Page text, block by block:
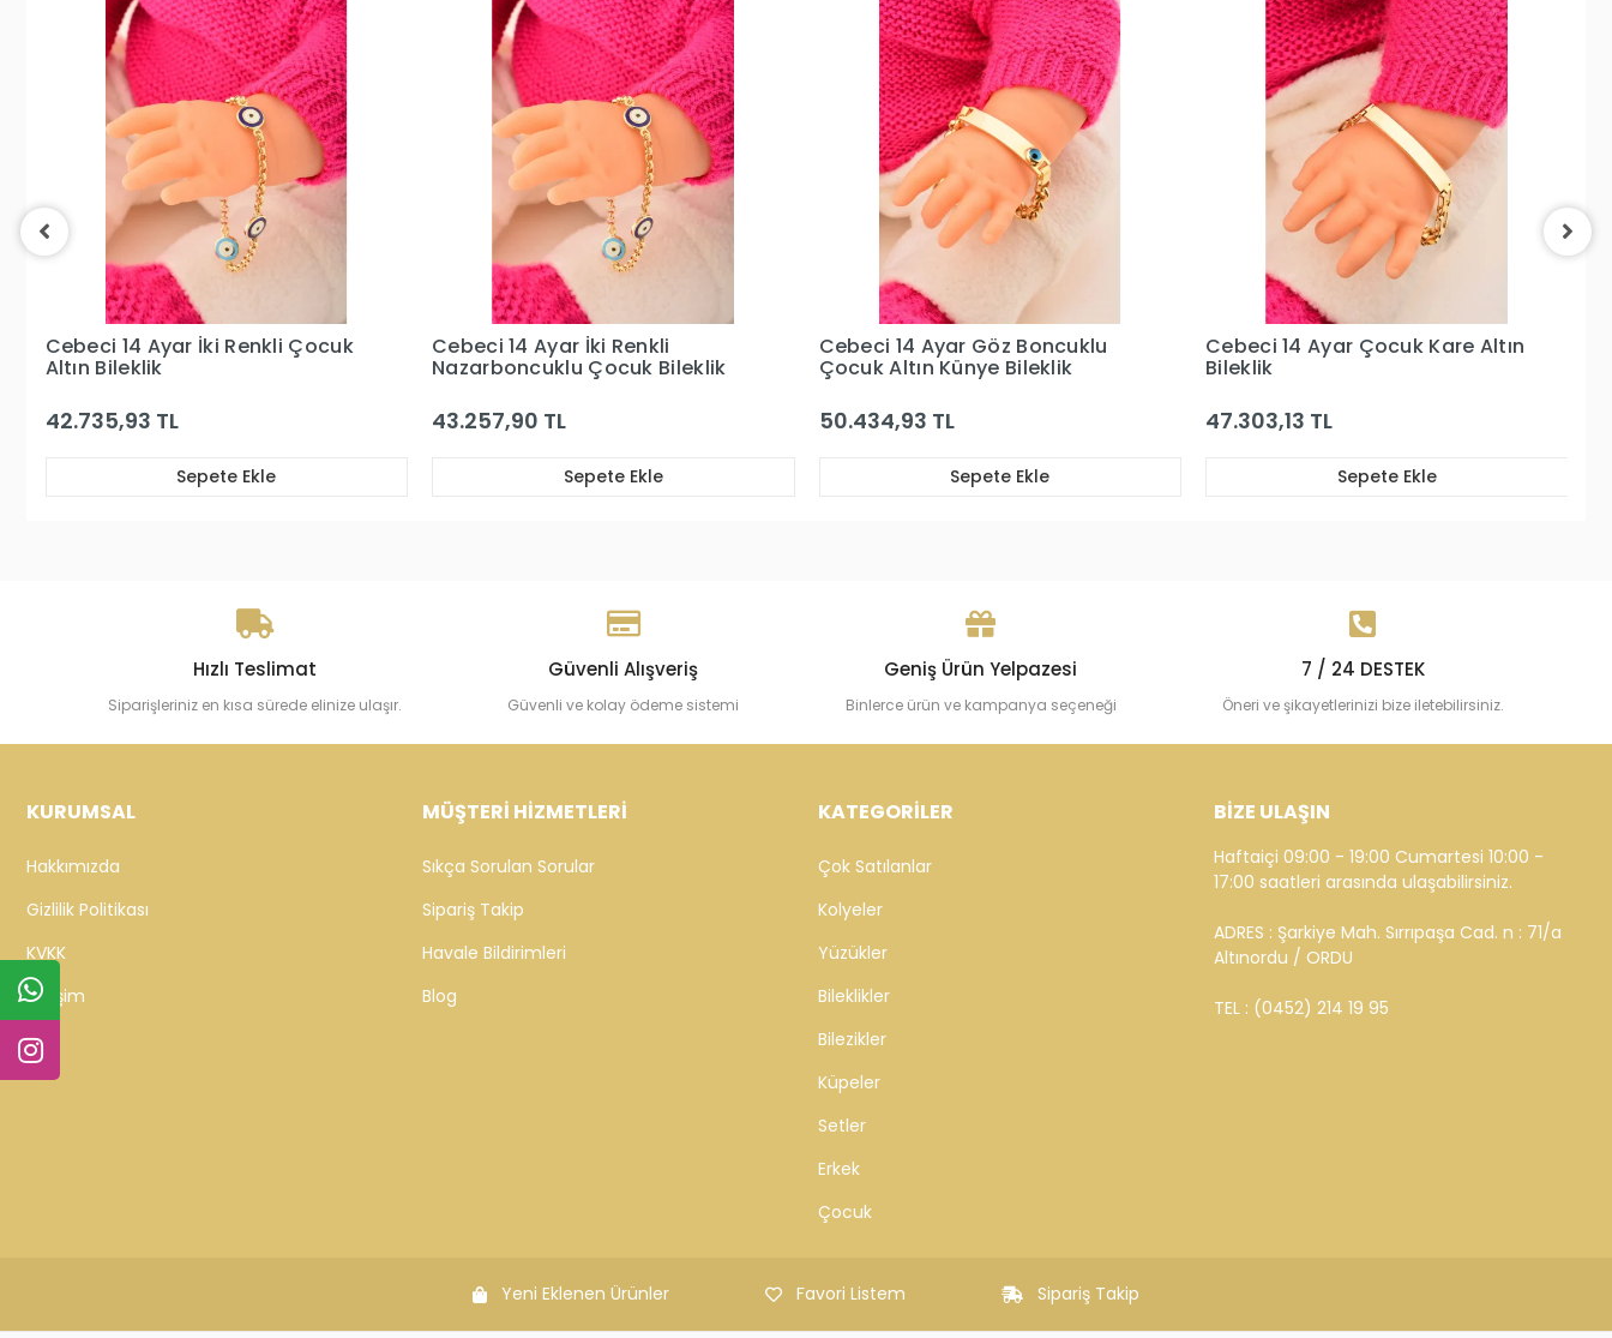
Cebeci 14 Ayar İki Renkli
Nazarboncuklu Çocuk Bileklik
43.257,90 TL
Sepete Ekle
Cebeci 14 Ayar Göz Boncuklu
Çocuk Altın Künye Bileklik
50.434,93 TL
Sepete Ekle
Cebeci 14 Ayar Çocuk Kare Altın
Bileklik
47.303,13 TL
Sepete Ekle
Cebeci 14 Ayar Çocuk Altın
Künye Şerit Bileklik
50.630,66 TL
Sepete Ekle
Hızlı Teslimat
Siparişleriniz en kısa sürede elinize ulaşır.
Güvenli Alışveriş
Güvenli ve kolay ödeme sistemi
Geniş Ürün Yelpazesi
Binlerce ürün ve kampanya seçeneği
7 / 24 DESTEK
Öneri ve şikayetlerinizi bize iletebilirsiniz.
KURUMSAL
Hakkımızda
Gizlilik Politikası
KVKK
İletişim
MÜŞTERİ HİZMETLERİ
Sıkça Sorulan Sorular
Sipariş Takip
Havale Bildirimleri
Blog
KATEGORİLER
Çok Satılanlar
Kolyeler
Yüzükler
Bileklikler
Bilezikler
Küpeler
Setler
Erkek
Çocuk
BİZE ULAŞIN
Haftaiçi 09:00 - 19:00 Cumartesi 10:00 -
17:00 saatleri arasında ulaşabilirsiniz.
ADRES : Şarkiye Mah. Sırrıpaşa Cad. n : 71/a
Altınordu / ORDU
TEL : (0452) 214 19 95
Yeni Eklenen Ürünler Favori Listem Sipariş Takip